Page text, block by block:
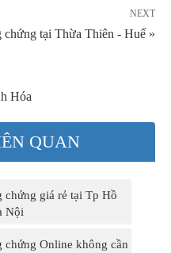
NEXT
chứng tại Thừa Thiên - Huế »
Hóa
QUAN
chứng giá rẻ tại Tp Hồ
Nội
chứng Online không cần